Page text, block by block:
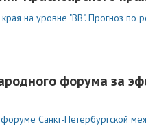
на уровне "BB". Прогноз по
форума за
Санкт-Петербургской